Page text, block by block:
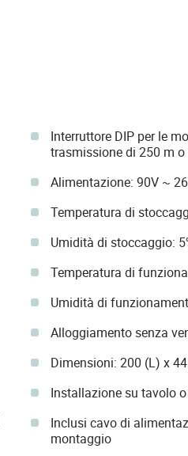
Interruttore DIP per le
trasmissione di 250 m
Alimentazione: 90V ~
Temperatura di
Umidità di stoccaggio:
Temperatura di
Umidità di
Alloggiamento senza
Dimensioni: 200 (L) x
Installazione su tavolo
Inclusi cavo di
montaggio